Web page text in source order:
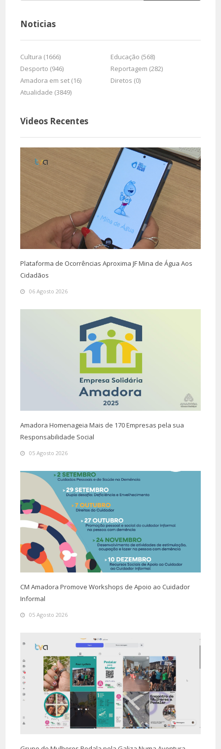
Noticias
Cultura (1666)
Educação (568)
Desporto (946)
Reportagem (282)
Amadora em set (16)
Diretos (0)
Atualidade (3849)
Videos Recentes
Plataforma de Ocorrências Aproxima JF Mina de Água Aos
Cidadãos
06 Agosto 2026
Amadora Homenageia Mais de 170 Empresas pela sua
Responsabilidade Social
05 Agosto 2026
CM Amadora Promove Workshops de Apoio ao Cuidador
Informal
05 Agosto 2026